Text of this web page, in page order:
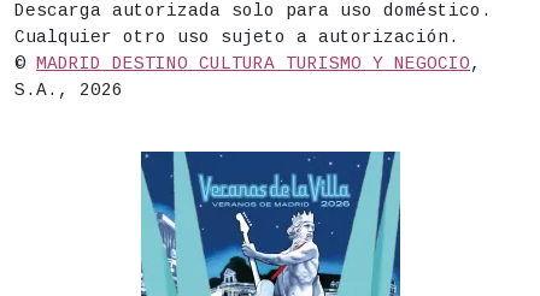
Descarga autorizada solo para uso doméstico.
Cualquier otro uso sujeto a autorización.
©
MADRID DESTINO CULTURA TURISMO Y NEGOCIO,
S.A., 2026